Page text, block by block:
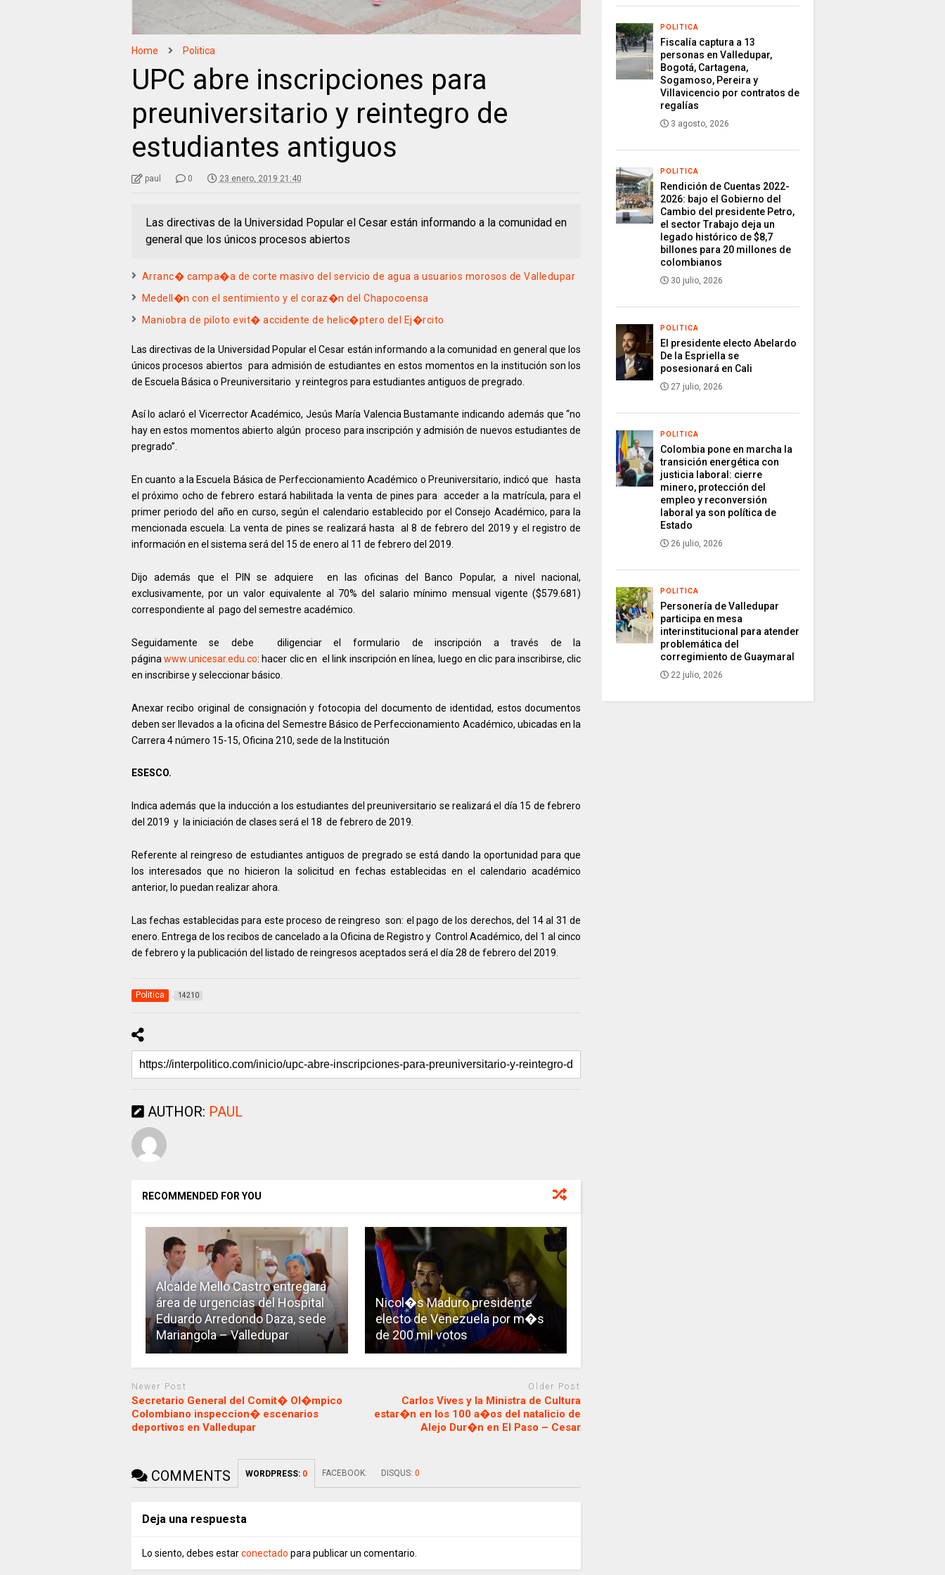
Home Politica
UPC abre inscripciones para
preuniversitario y reintegro de
estudiantes antiguos
paul 0 23 enero, 2019 21:40
Las directivas de la Universidad Popular el Cesar están informando a la comunidad en
general que los únicos procesos abiertos
Arranc� campa�a de corte masivo del servicio de agua a usuarios morosos de Valledupar
Medell�n con el sentimiento y el coraz�n del Chapocoensa
Maniobra de piloto evit� accidente de helic�ptero del Ej�rcito
Las directivas de la Universidad Popular el Cesar están informando a la comunidad en general que los
únicos procesos abiertos para admisión de estudiantes en estos momentos en la institución son los
de Escuela Básica o Preuniversitario y reintegros para estudiantes antiguos de pregrado.
Así lo aclaró el Vicerrector Académico, Jesús María Valencia Bustamante indicando además que “no
hay en estos momentos abierto algún proceso para inscripción y admisión de nuevos estudiantes de
pregrado”.
En cuanto a la Escuela Básica de Perfeccionamiento Académico o Preuniversitario, indicó que hasta
el próximo ocho de febrero estará habilitada la venta de pines para acceder a la matrícula, para el
primer periodo del año en curso, según el calendario establecido por el Consejo Académico, para la
mencionada escuela. La venta de pines se realizará hasta al 8 de febrero del 2019 y el registro de
información en el sistema será del 15 de enero al 11 de febrero del 2019.
Dijo además que el PIN se adquiere en las oficinas del Banco Popular, a nivel nacional,
exclusivamente, por un valor equivalente al 70% del salario mínimo mensual vigente ($579.681)
correspondiente al pago del semestre académico.
Seguidamente se debe diligenciar el formulario de inscripción a través de la
páginawww.unicesar.edu.co: hacer clic en el link inscripción en línea, luego en clic para inscribirse, clic
en inscribirse y seleccionar básico.
Anexar recibo original de consignación y fotocopia del documento de identidad, estos documentos
deben ser llevados a la oficina del Semestre Básico de Perfeccionamiento Académico, ubicadas en la
Carrera 4 número 15-15, Oficina 210, sede de la Institución
ESESCO.
Indica además que la inducción a los estudiantes del preuniversitario se realizará el día 15 de febrero
del 2019 y la iniciación de clases será el 18 de febrero de 2019.
Referente al reingreso de estudiantes antiguos de pregrado se está dando la oportunidad para que
los interesados que no hicieron la solicitud en fechas establecidas en el calendario académico
anterior, lo puedan realizar ahora.
Las fechas establecidas para este proceso de reingreso son: el pago de los derechos, del 14 al 31 de
enero. Entrega de los recibos de cancelado a la Oficina de Registro y Control Académico, del 1 al cinco
de febrero y la publicación del listado de reingresos aceptados será el día 28 de febrero del 2019.
Politica 14210
AUTHOR: PAUL
RECOMMENDED FOR YOU
Alcalde Mello Castro entregará
área de urgencias del Hospital
Eduardo Arredondo Daza, sede
Mariangola – Valledupar
Nicol�s Maduro presidente
electo de Venezuela por m�s
de 200 mil votos
Newer Post
Secretario General del Comit� Ol�mpico
Colombiano inspeccion� escenarios
deportivos en Valledupar
Older Post
Carlos Vives y la Ministra de Cultura
estar�n en los 100 a�os del natalicio de
Alejo Dur�n en El Paso – Cesar
COMMENTS WORDPRESS: 0 FACEBOOK: DISQUS: 0
Deja una respuesta
Lo siento, debes estarconectado para publicar un comentario.
POLITICA
Fiscalía captura a 13
personas en Valledupar,
Bogotá, Cartagena,
Sogamoso, Pereira y
Villavicencio por contratos de
regalías
3 agosto, 2026
POLITICA
Rendición de Cuentas 2022-
2026: bajo el Gobierno del
Cambio del presidente Petro,
el sector Trabajo deja un
legado histórico de $8,7
billones para 20 millones de
colombianos
30 julio, 2026
POLITICA
El presidente electo Abelardo
De la Espriella se
posesionará en Cali
27 julio, 2026
POLITICA
Colombia pone en marcha la
transición energética con
justicia laboral: cierre
minero, protección del
empleo y reconversión
laboral ya son política de
Estado
26 julio, 2026
POLITICA
Personería de Valledupar
participa en mesa
interinstitucional para atender
problemática del
corregimiento de Guaymaral
22 julio, 2026